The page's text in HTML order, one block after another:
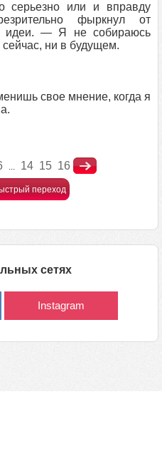
или и вправду
фыркнул от
идеи. — Я не собираюсь
сейчас, ни в будущем.
свое мнение, когда я
... 14 15 16
переход
сетях
Instagram